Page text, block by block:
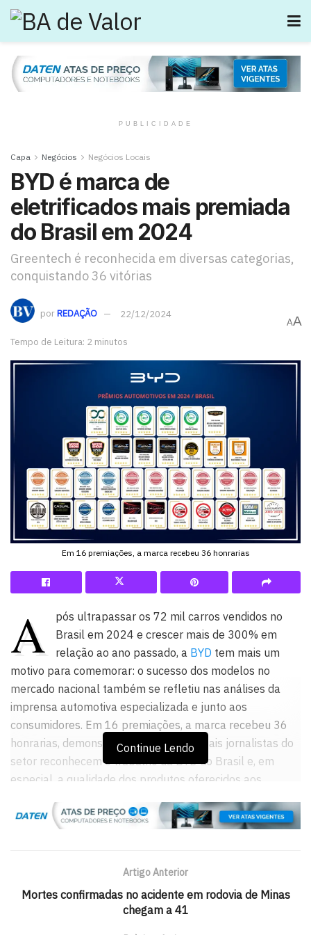
PUBLICIDADE
Capa Negócios Negócios Locais
BYD é marca de
eletrificados mais premiada
do Brasil em 2024
Greentech é reconhecida em diversas categorias,
conquistando 36 vitórias
porREDAÇÃO 22/12/2024
Tempo de Leitura: 2 minutos
AA
Em 16 premiações, a marca recebeu 36 honrarias
A
pós ultrapassar os 72 mil carros vendidos no
Brasil em 2024 e crescer mais de 300% em
relação ao ano passado, a BYD tem mais um
motivo para comemorar: o sucesso dos modelos no
mercado nacional também se refletiu nas análises da
imprensa automotiva especializada e junto aos
consumidores. Em 16 premiações, a marca recebeu 36
honrarias, demonstrando que os principais jornalistas do
setor reconhecem o trabalho da BYD do Brasil e, em
especial, a qualidade dos produtos oferecidos aos
Quatro troféus foram concedidos diretamente para a
Tendência Automotiva no Prêmio Trend Car Terra Guia do
Carro, mais a vitória em Mobilidade no Prêmio Líder da
Energia, do Grupo Mídia. Além disso, Alexandre Baldy,
Continue Lendo
Artigo Anterior
Mortes confirmadas no acidente em rodovia de Minas
chegam a 41